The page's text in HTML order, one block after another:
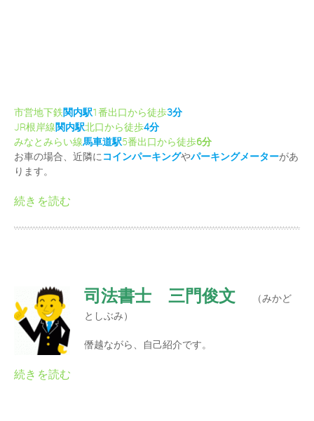
市営地下鉄関内駅1番出口から徒歩3分
JR根岸線関内駅北口から徒歩4分
みなとみらい線馬車道駅5番出口から徒歩6分
お車の場合、近隣にコインパーキングやパーキングメーターがあ
ります。
司法書士 三門俊文
（みかど
としぶみ）
僭越ながら、自己紹介です。